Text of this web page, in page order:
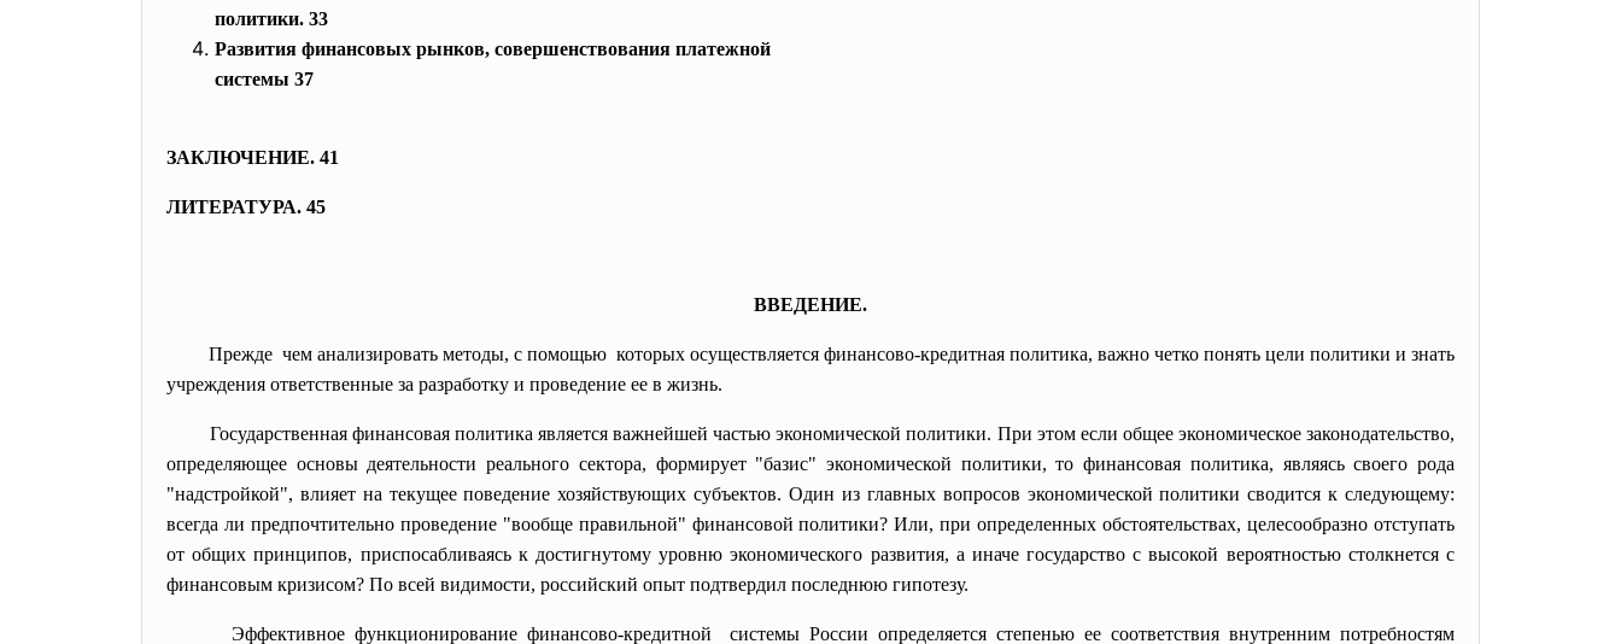
политики. 33
Развития финансовых рынков, совершенствования платежной
системы 37
ЗАКЛЮЧЕНИЕ. 41
ЛИТЕРАТУРА. 45
ВВЕДЕНИЕ.
Прежде чем анализировать методы, с помощью которых осуществляется финансово-кредитная политика, важно четко понять цели политики и знать
учреждения ответственные за разработку и проведение ее в жизнь.
Государственная финансовая политика является важнейшей частью экономической политики. При этом если общее экономическое законодательство,
определяющее основы деятельности реального сектора, формирует "базис" экономической политики, то финансовая политика, являясь своего рода
"надстройкой", влияет на текущее поведение хозяйствующих субъектов. Один из главных вопросов экономической политики сводится к следующему:
всегда ли предпочтительно проведение "вообще правильной" финансовой политики? Или, при определенных обстоятельствах, целесообразно отступать
от общих принципов, приспосабливаясь к достигнутому уровню экономического развития, а иначе государство с высокой вероятностью столкнется с
финансовым кризисом? По всей видимости, российский опыт подтвердил последнюю гипотезу.
Эффективное функционирование финансово-кредитной системы России определяется степенью ее соответствия внутренним потребностям